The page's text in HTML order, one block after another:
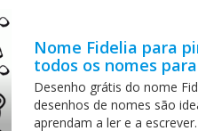
Nome Fidelia para
todos os nomes
Desenho grátis do nome
desenhos de nomes são
aprendam a ler e a escrever.